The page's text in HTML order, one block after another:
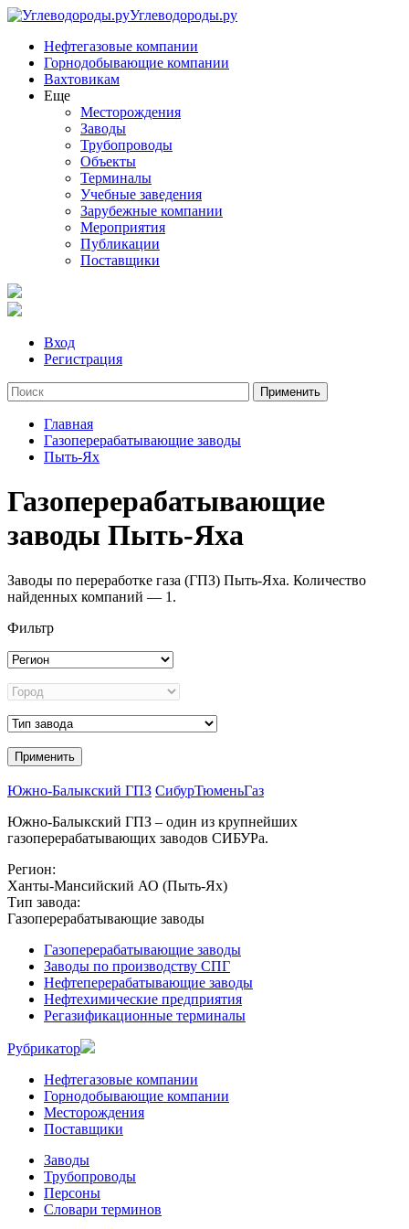
Углеводороды.ру
Нефтегазовые компании
Горнодобывающие компании
Вахтовикам
Еще
Месторождения
Заводы
Трубопроводы
Объекты
Терминалы
Учебные заведения
Зарубежные компании
Мероприятия
Публикации
Поставщики
Вход
Регистрация
Главная
Газоперерабатывающие заводы
Пыть-Ях
Газоперерабатывающие
заводы Пыть-Яха
Заводы по переработке газа (ГПЗ) Пыть-Яха. Количество
найденных компаний — 1.
Фильтр
Южно-Балыкский ГПЗ СибурТюменьГаз
Южно-Балыкский ГПЗ – один из крупнейших
газоперерабатывающих заводов СИБУРа.
Регион:
Ханты-Мансийский АО (Пыть-Ях)
Тип завода:
Газоперерабатывающие заводы
Газоперерабатывающие заводы
Заводы по производству СПГ
Нефтеперерабатывающие заводы
Нефтехимические предприятия
Регазификационные терминалы
Рубрикатор
Нефтегазовые компании
Горнодобывающие компании
Месторождения
Поставщики
Заводы
Трубопроводы
Персоны
Словари терминов